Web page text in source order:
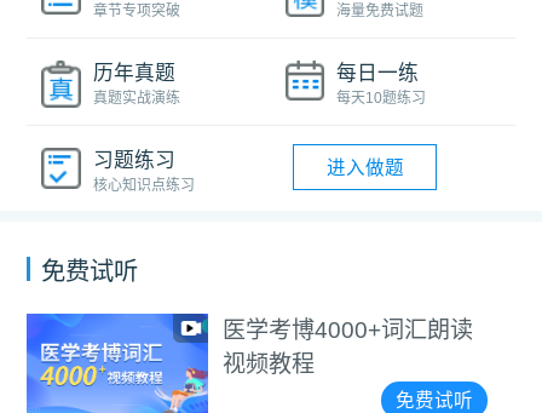
章节专项突破 海量免费试题
历年真题
真题实战演练
每日一练
每天10题练习
习题练习
核心知识点练习
进入做题
免费试听
医学考博4000+词汇朗读
视频教程
免费试听